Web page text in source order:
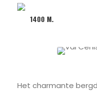
1400 M.
Het charmante